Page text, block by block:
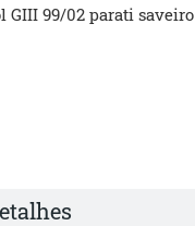
GIII 99/02 parati saveiro